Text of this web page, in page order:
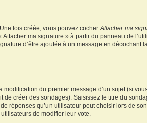
fois créée, vous pouvez cocherAttacher ma
ma signature » à partir du panneau de
d’être ajoutée à un message en décochant
du premier message d’un sujet (si
créer des sondages). Saisissez le titre du
réponses qu’un utilisateur peut choisir lors de
de modifier leur vote.